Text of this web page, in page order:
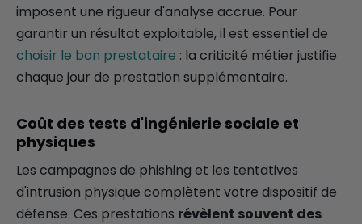
imposent une rigueur d'analyse accrue. Pour
garantir un résultat exploitable, il est essentiel de
choisir le bon prestataire : la criticité métier justifie
chaque jour de prestation supplémentaire.
Coût des tests d'ingénierie sociale et
physiques
Les campagnes de phishing et les tentatives
d'intrusion physique complètent votre dispositif de
défense. Ces prestations révèlent souvent des